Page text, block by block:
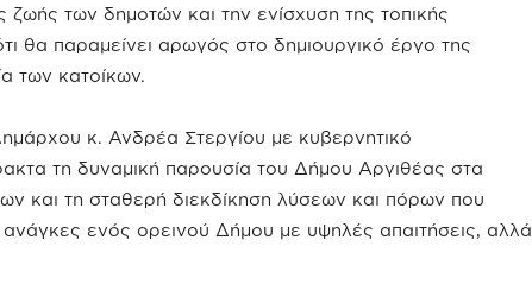
ζωής των δημοτών και την ενίσχυση της τοπικής
θα παραμείνει αρωγός στο δημιουργικό έργο της
των κατοίκων.
κ. Ανδρέα Στεργίου με κυβερνητικό
τη δυναμική παρουσία του Δήμου Αργιθέας στα
και τη σταθερή διεκδίκηση λύσεων και πόρων που
ανάγκες ενός ορεινού Δήμου με υψηλές απαιτήσεις, αλλά